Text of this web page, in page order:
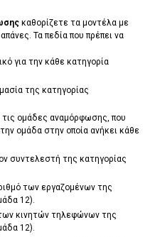
καθορίζετε τα μοντέλα με
Τα πεδία που πρέπει να
για την κάθε κατηγορία
της κατηγορίας
τις ομάδες αναμόρφωσης, που
την ομάδα στην οποία ανήκει κάθε
συντελεστή της κατηγορίας
των εργαζομένων της
12).
κινητών τηλεφώνων της
12).